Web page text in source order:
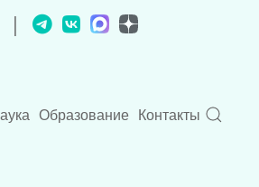
|
Образование Контакты